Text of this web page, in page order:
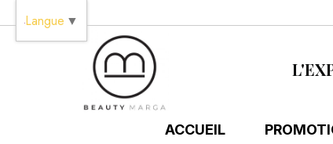
ACCUEIL
Langue ▼